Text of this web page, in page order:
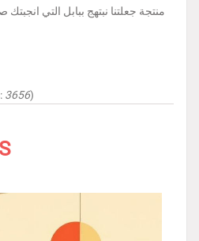
منتجة جعلتنا نبتهج ببابل التي انجبتك
3656)